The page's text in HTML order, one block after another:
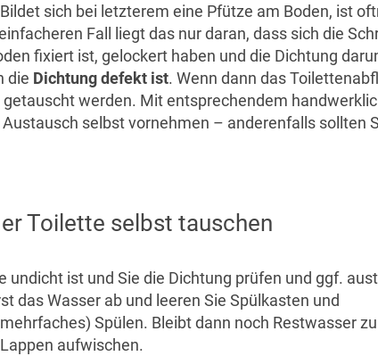
sich bei letzterem eine Pfütze am Boden, ist
Fall liegt das nur daran, dass sich die
fixiert ist, gelockert haben und die Dichtung
die Dichtung defekt ist. Wenn dann das
werden. Mit entsprechendem
selbst vornehmen – anderenfalls sollten
Toilette selbst tauschen
undicht ist und Sie die Dichtung prüfen und ggf.
das Wasser ab und leeren Sie Spülkasten und
Spülen. Bleibt dann noch Restwasser
aufwischen.